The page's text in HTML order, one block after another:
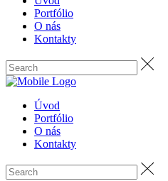
Portfólio
O nás
Kontakty
Úvod
Portfólio
O nás
Kontakty